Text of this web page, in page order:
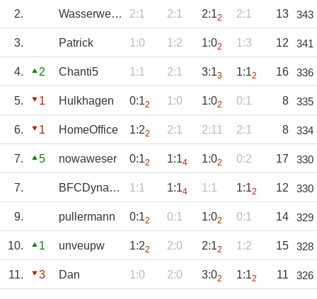
2. Wasserwerfer782 2:1 2:1 2:12 2:1 13 343
3. Patrick 1:0 1:2 1:02 1:3 12 341
4. 2 Chanti5 1:1 2:1 3:13 1:12 16 336
5. 1 Hulkhagen 0:12 1:0 1:02 0:1 8 335
6. 1 HomeOffice 1:22 2:1 2:11 2:1 8 334
7. 5 nowaweser 0:12 1:14 1:02 0:2 17 330
7. BFCDynamo 1:1 1:14 1:1 1:12 12 330
9. pullermann 0:12 0:1 1:02 0:1 14 329
10. 1 unveupw 1:22 2:0 2:12 1:2 15 328
11. 3 Dan 1:0 2:0 3:02 1:12 11 326